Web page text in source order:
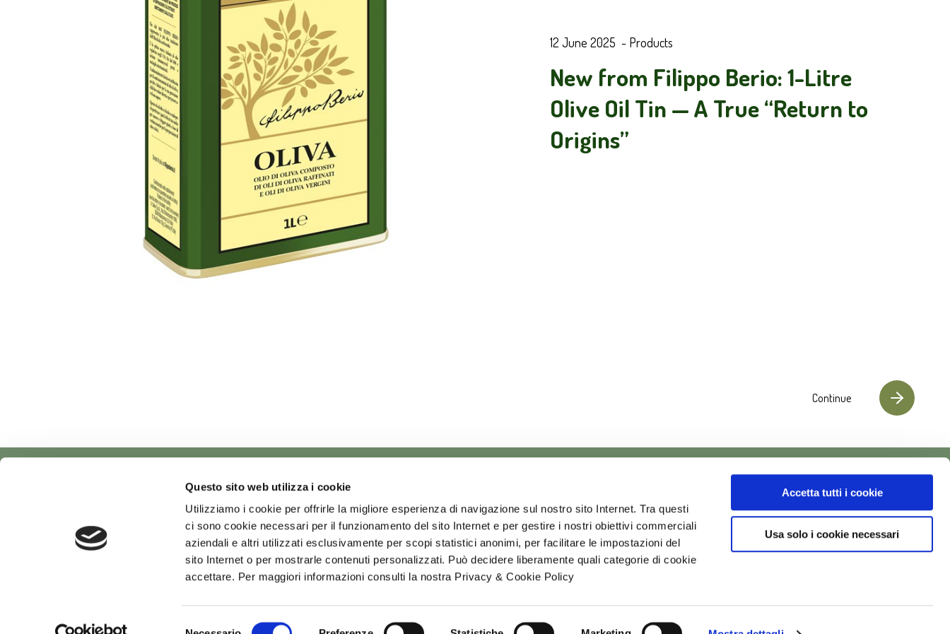
Questo sito web utilizza i cookie
Utilizziamo i cookie per offrirle la migliore esperienza di navigazione sul nostro sito Internet. Tra questi
ci sono cookie necessari per il funzionamento del sito Internet e per gestire i nostri obiettivi commerciali
aziendali e altri utilizzati esclusivamente per scopi statistici anonimi, per facilitare le impostazioni del
sito Internet o per mostrarle contenuti personalizzati. Può decidere liberamente quali categorie di cookie
accettare. Per maggiori informazioni consulti la nostra Privacy & Cookie Policy
Accetta tutti i cookie
Usa solo i cookie necessari
12 June 2025 - Products
New from Filippo Berio: 1-Litre
Olive Oil Tin — A True “Return to
Origins”
Continue
Tax Code and Company Register of Lucca n. 00526090469
Economic and Administrative Index Reg No LU 104195
OUR COMPANY
FILIPPO BERIO
SAGRA
OUR OIL
NEWS AND RELEASES
CONTACT US
Follow us on